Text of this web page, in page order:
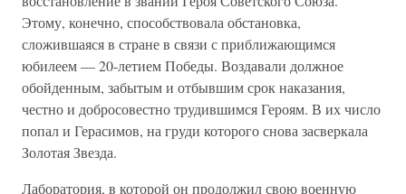
Этому, конечно, способствовала обстановка,
сложившаяся в стране в связи с приближающимся
юбилеем — 20-летием Победы. Воздавали должное
обойденным, забытым и отбывшим срок наказания,
честно и добросовестно трудившимся Героям. В их число
попал и Герасимов, на груди которого снова засверкала
Золотая Звезда.
Лаборатория, в которой он продолжил свою военную